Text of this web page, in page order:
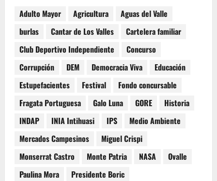
Adulto Mayor Agricultura
Aguas del Valle
burlas
Cantar de Los Valles
Cartelera familiar
Club Deportivo Independiente
Concurso
Corrupción
DEM Democracia Viva
Educación
Estupefacientes
Festival
Fondo concursable
Fragata Portuguesa
Galo Luna GORE
Historia
INDAP
INIA Intihuasi IPS
Medio Ambiente
Mercados Campesinos
Miguel Crispi
Monserrat Castro
Monte Patria NASA
Ovalle
Paulina Mora
Presidente Boric